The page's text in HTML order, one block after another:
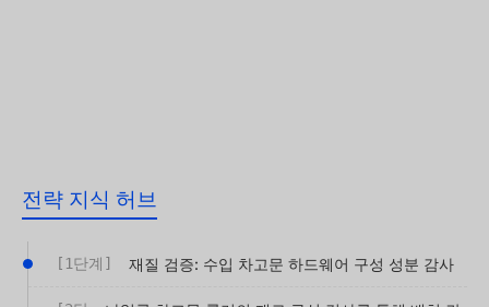
전략 지식 허브
[1단계] 재질 검증: 수입 차고문 하드웨어 구성 성분 감사